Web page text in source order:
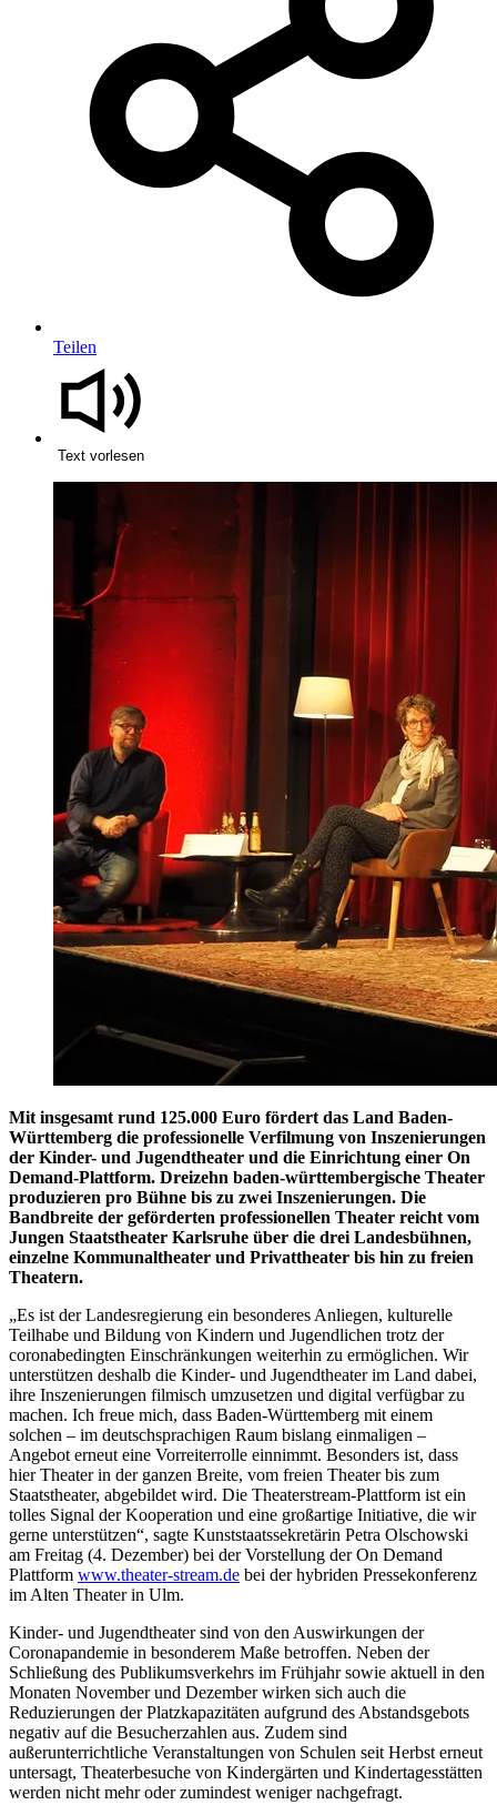
Teilen
Text vorlesen
Mit insgesamt rund 125.000 Euro fördert das Land Baden-
Württemberg die professionelle Verfilmung von Inszenierungen
der Kinder- und Jugendtheater und die Einrichtung einer On
Demand-Plattform. Dreizehn baden-württembergische Theater
produzieren pro Bühne bis zu zwei Inszenierungen. Die
Bandbreite der geförderten professionellen Theater reicht vom
Jungen Staatstheater Karlsruhe über die drei Landesbühnen,
einzelne Kommunaltheater und Privattheater bis hin zu freien
Theatern.
„Es ist der Landesregierung ein besonderes Anliegen, kulturelle
Teilhabe und Bildung von Kindern und Jugendlichen trotz der
coronabedingten Einschränkungen weiterhin zu ermöglichen. Wir
unterstützen deshalb die Kinder- und Jugendtheater im Land dabei,
ihre Inszenierungen filmisch umzusetzen und digital verfügbar zu
machen. Ich freue mich, dass Baden-Württemberg mit einem
solchen – im deutschsprachigen Raum bislang einmaligen –
Angebot erneut eine Vorreiterrolle einnimmt. Besonders ist, dass
hier Theater in der ganzen Breite, vom freien Theater bis zum
Staatstheater, abgebildet wird. Die Theaterstream-Plattform ist ein
tolles Signal der Kooperation und eine großartige Initiative, die wir
gerne unterstützen“, sagte Kunststaatssekretärin Petra Olschowski
am Freitag (4. Dezember) bei der Vorstellung der On Demand
Plattform www.theater-stream.de bei der hybriden Pressekonferenz
im Alten Theater in Ulm.
Kinder- und Jugendtheater sind von den Auswirkungen der
Coronapandemie in besonderem Maße betroffen. Neben der
Schließung des Publikumsverkehrs im Frühjahr sowie aktuell in den
Monaten November und Dezember wirken sich auch die
Reduzierungen der Platzkapazitäten aufgrund des Abstandsgebots
negativ auf die Besucherzahlen aus. Zudem sind
außerunterrichtliche Veranstaltungen von Schulen seit Herbst erneut
untersagt, Theaterbesuche von Kindergärten und Kindertagesstätten
werden nicht mehr oder zumindest weniger nachgefragt.